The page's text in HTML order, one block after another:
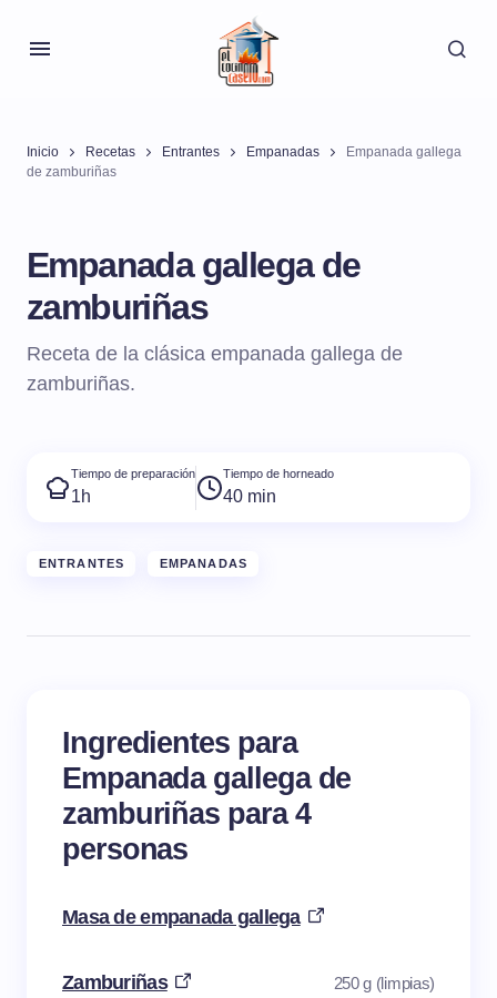
Inicio Recetas Entrantes Empanadas
Empanada gallega
de zamburiñas
Empanada gallega de
zamburiñas
Receta de la clásica empanada gallega de
zamburiñas.
Tiempo de preparación
1h
Tiempo de horneado
40 min
ENTRANTES EMPANADAS
Ingredientes para
Empanada gallega de
zamburiñas para 4
personas
Masa de empanada gallega
Zamburiñas 250 g (limpias)